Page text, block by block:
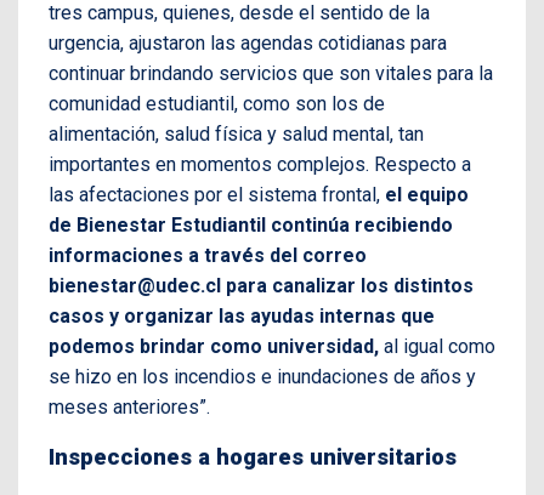
tres campus, quienes, desde el sentido de la
urgencia, ajustaron las agendas cotidianas para
continuar brindando servicios que son vitales para la
comunidad estudiantil, como son los de
alimentación, salud física y salud mental, tan
importantes en momentos complejos. Respecto a
las afectaciones por el sistema frontal, el equipo
de Bienestar Estudiantil continúa recibiendo
informaciones a través del correo
bienestar@udec.cl para canalizar los distintos
casos y organizar las ayudas internas que
podemos brindar como universidad, al igual como
se hizo en los incendios e inundaciones de años y
meses anteriores”.
Inspecciones a hogares universitarios